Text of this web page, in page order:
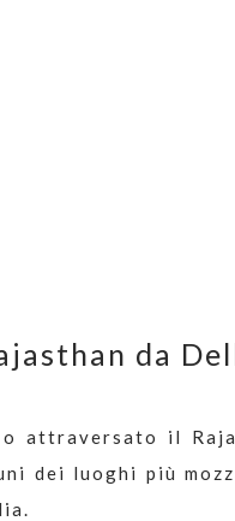
da
attraversato il
dei luoghi più